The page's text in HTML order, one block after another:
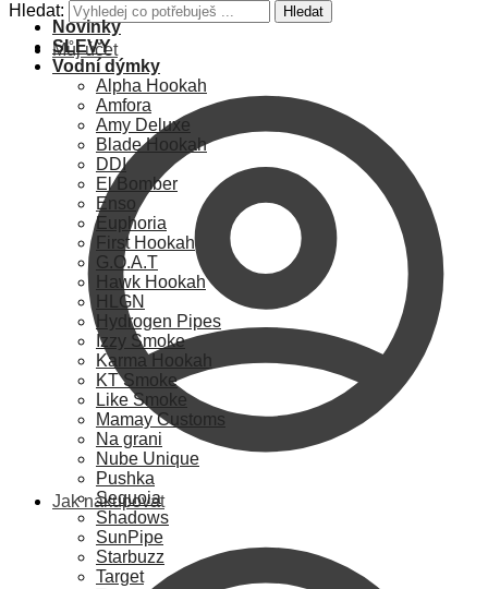
Hledat: Hledat
Můj účet
Jak nakupovat
Novinky
SLEVY
Vodní dýmky
Alpha Hookah
Amfora
Amy Deluxe
Blade Hookah
DDI
El Bomber
Enso
Euphoria
First Hookah
G.O.A.T
Hawk Hookah
HLGN
Hydrogen Pipes
Izzy Smoke
Karma Hookah
KT Smoke
Like Smoke
Mamay Customs
Na grani
Nube Unique
Pushka
Sequoia
Shadows
SunPipe
Starbuzz
Target